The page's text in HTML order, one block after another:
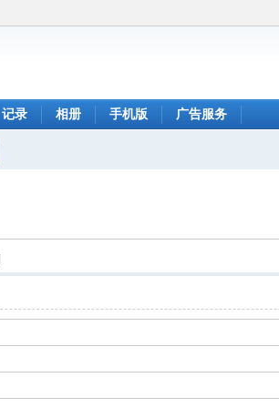
记录 相册 手机版 广告服务